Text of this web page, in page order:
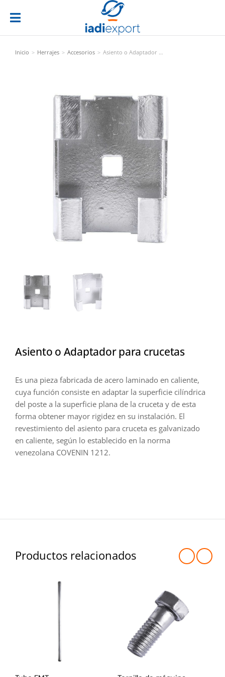
Estás aquí:
Inicio Herrajes Accesorios Asiento o Adaptador …
Asiento o Adaptador para crucetas
Es una pieza fabricada de acero laminado en caliente,
cuya función consiste en adaptar la superficie cilíndrica
del poste a la superficie plana de la cruceta y de esta
forma obtener mayor rigidez en su instalación. El
revestimiento del asiento para cruceta es galvanizado
en caliente, según lo establecido en la norma
venezolana COVENIN 1212.
Productos relacionados